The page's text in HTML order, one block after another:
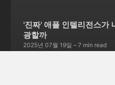
'진짜' 애플 인텔리전스가
광할까
2025년 07월 19일 – 7 min read